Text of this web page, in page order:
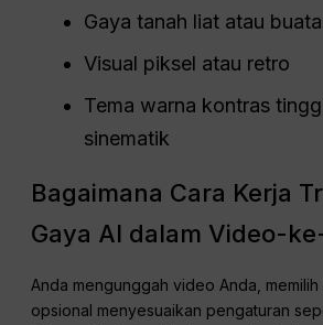
Gaya tanah liat atau
Visual piksel atau retro
Tema warna kontras
sinematik
Bagaimana Cara Kerja
Gaya AI dalam Video-
Anda mengunggah video Anda,
opsional menyesuaikan pengaturan